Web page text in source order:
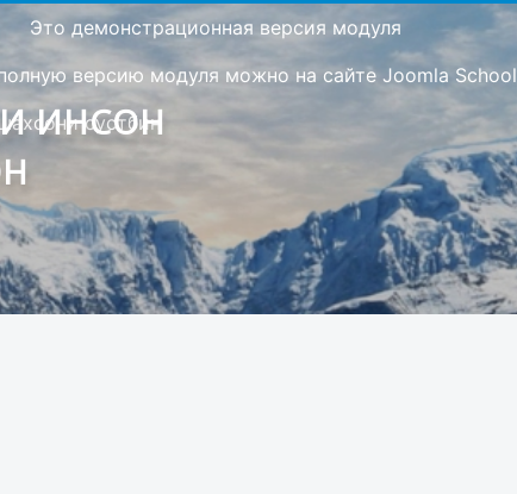
Это демонстрационная версия модуля
версию модуля можно на сайте Joomla School
сустбин
ИНСОН